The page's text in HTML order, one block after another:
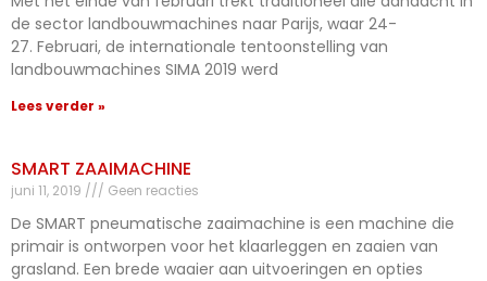
de sector landbouwmachines naar Parijs, waar 24-
27. Februari, de internationale tentoonstelling van
landbouwmachines SIMA 2019 werd
Lees verder »
SMART ZAAIMACHINE
juni 11, 2019 Geen reacties
De SMART pneumatische zaaimachine is een machine die
primair is ontworpen voor het klaarleggen en zaaien van
grasland. Een brede waaier aan uitvoeringen en opties